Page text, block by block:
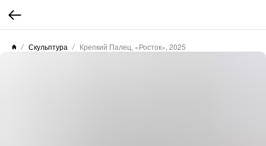
Скульптура Крепкий Палец, «Росток», 2025